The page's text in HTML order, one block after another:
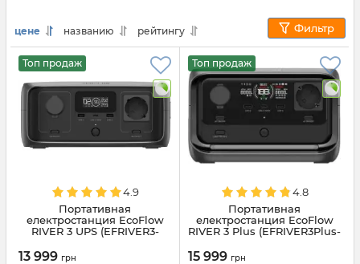
цене названию рейтингу Фильтр
Топ продаж
4.9
Портативная
електростанция EcoFlow
RIVER 3 UPS (EFRIVER3-
13 999 грн
Топ продаж
4.8
Портативная
електростанция EcoFlow
RIVER 3 Plus (EFRIVER3Plus-
15 999 грн